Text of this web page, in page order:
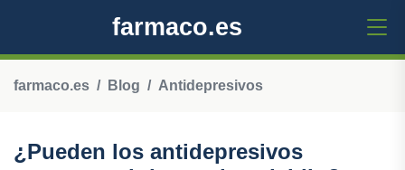
farmaco.es
farmaco.es Blog Antidepresivos
¿Pueden los antidepresivos